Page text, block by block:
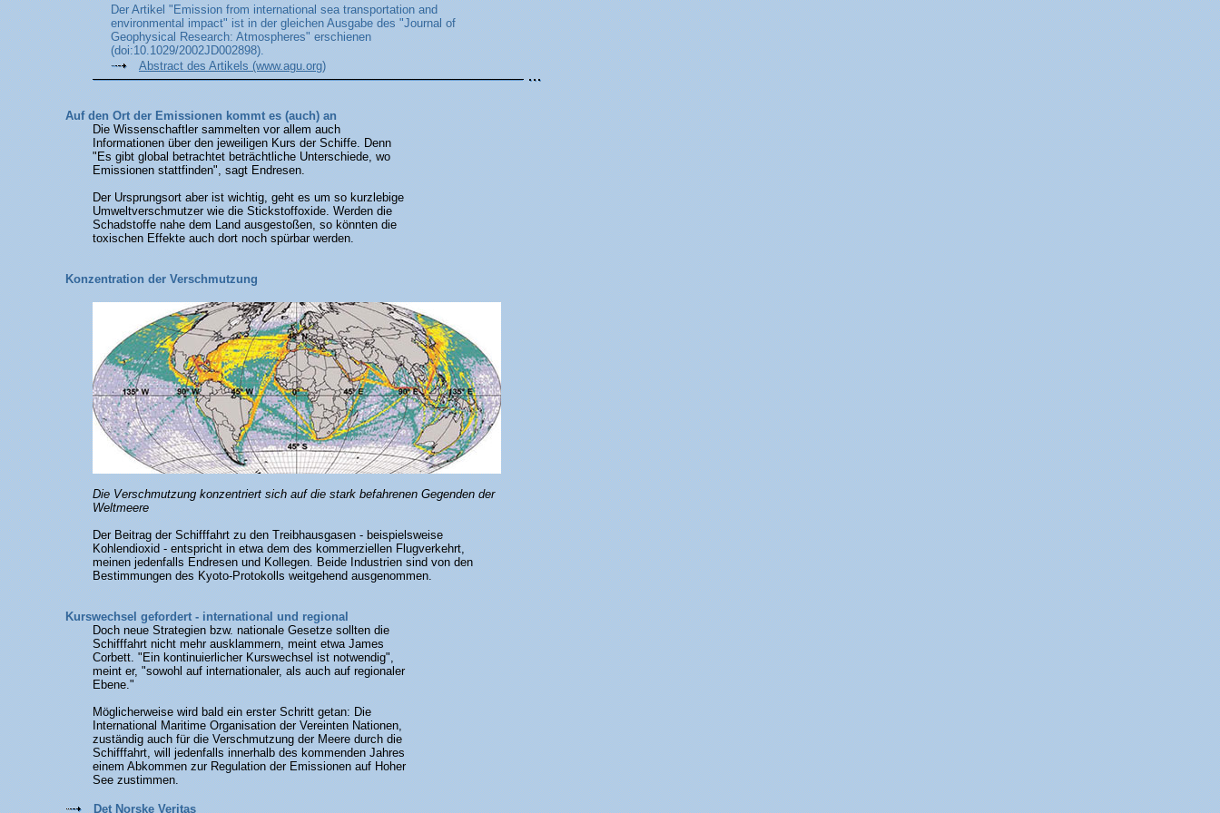
Der Artikel "Emission from international sea transportation and
environmental impact" ist in der gleichen Ausgabe des "Journal of
Geophysical Research: Atmospheres" erschienen
(doi:10.1029/2002JD002898).
Abstract des Artikels (www.agu.org)
Auf den Ort der Emissionen kommt es (auch) an
Die Wissenschaftler sammelten vor allem auch
Informationen über den jeweiligen Kurs der Schiffe. Denn
"Es gibt global betrachtet beträchtliche Unterschiede, wo
Emissionen stattfinden", sagt Endresen.
Der Ursprungsort aber ist wichtig, geht es um so kurzlebige
Umweltverschmutzer wie die Stickstoffoxide. Werden die
Schadstoffe nahe dem Land ausgestoßen, so könnten die
toxischen Effekte auch dort noch spürbar werden.
Konzentration der Verschmutzung
Die Verschmutzung konzentriert sich auf die stark befahrenen Gegenden der
Weltmeere
Der Beitrag der Schifffahrt zu den Treibhausgasen - beispielsweise
Kohlendioxid - entspricht in etwa dem des kommerziellen Flugverkehrt,
meinen jedenfalls Endresen und Kollegen. Beide Industrien sind von den
Bestimmungen des Kyoto-Protokolls weitgehend ausgenommen.
Kurswechsel gefordert - international und regional
Doch neue Strategien bzw. nationale Gesetze sollten die
Schifffahrt nicht mehr ausklammern, meint etwa James
Corbett. "Ein kontinuierlicher Kurswechsel ist notwendig",
meint er, "sowohl auf internationaler, als auch auf regionaler
Ebene."
Möglicherweise wird bald ein erster Schritt getan: Die
International Maritime Organisation der Vereinten Nationen,
zuständig auch für die Verschmutzung der Meere durch die
Schifffahrt, will jedenfalls innerhalb des kommenden Jahres
einem Abkommen zur Regulation der Emissionen auf Hoher
See zustimmen.
Det Norske Veritas